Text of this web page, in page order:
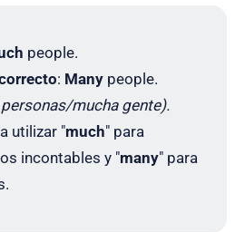
people.
: Many people.
mucha gente).
utilizar "much" para
incontables y "many" para